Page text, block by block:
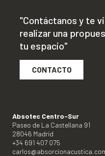
"Contáctanos y te
realizar una
tu espacio"
CONTACTO
Absotec Centro-Sur
Paseo de La Castellana 91
28046 Madrid
+34 691 407 075